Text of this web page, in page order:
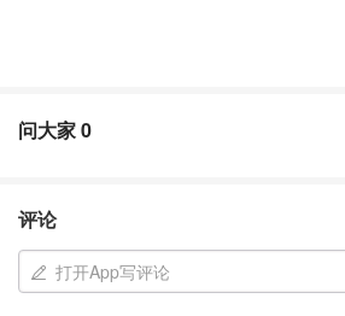
问大家0
评论
打开App写评论